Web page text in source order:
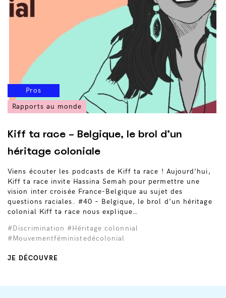
Pros
Rapports au monde
Kiff ta race – Belgique, le brol d’un
héritage coloniale
Viens écouter les podcasts de Kiff ta race ! Aujourd’hui,
Kiff ta race invite Hassina Semah pour permettre une
vision inter croisée France-Belgique au sujet des
questions raciales. #40 – Belgique, le brol d’un héritage
colonial Kiff ta race nous explique…
#Discrimination #Héritage colonnial
#Mouvementféministedécolonial
JE DÉCOUVRE